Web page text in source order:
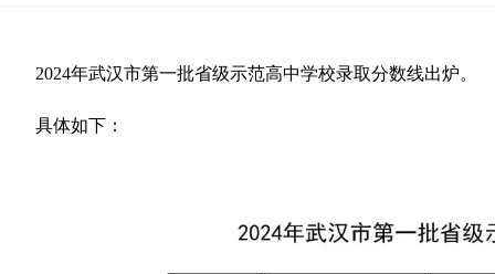
2024年武汉市第一批省级示范高中学校录取分数线出炉。
具体如下：